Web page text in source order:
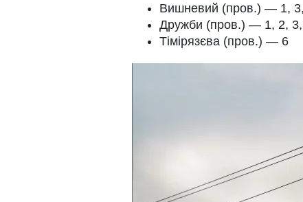
Вишневий (пров.) — 1,
Дружби (пров.) — 1, 2,
Тімірязєва (пров.) — 6